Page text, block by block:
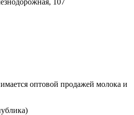
оптовой продажей молока и